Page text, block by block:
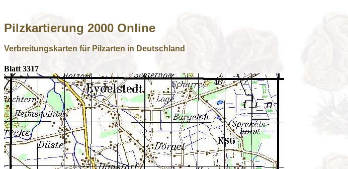
Pilzkartierung 2000 Online
Verbreitungskarten für Pilzarten in Deutschland
Blatt 3317